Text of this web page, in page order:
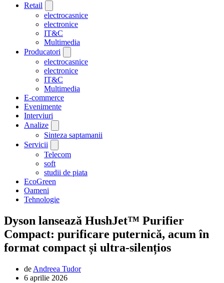
Retail
electrocasnice
electronice
IT&C
Multimedia
Producatori
electrocasnice
electronice
IT&C
Multimedia
E-commerce
Evenimente
Interviuri
Analize
Sinteza saptamanii
Servicii
Telecom
soft
studii de piata
EcoGreen
Oameni
Tehnologie
Dyson lansează HushJet™ Purifier
Compact: purificare puternică, acum în
format compact și ultra-silențios
de Andreea Tudor
6 aprilie 2026